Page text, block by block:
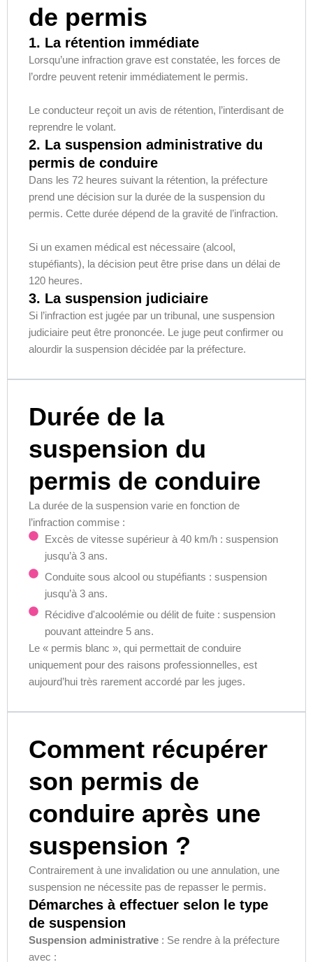
de permis
1. La rétention immédiate
Lorsqu’une infraction grave est constatée, les forces de
l’ordre peuvent retenir immédiatement le permis.
Le conducteur reçoit un avis de rétention, l’interdisant de
reprendre le volant.
2. La suspension administrative du
permis de conduire
Dans les 72 heures suivant la rétention, la préfecture
prend une décision sur la durée de la suspension du
permis. Cette durée dépend de la gravité de l’infraction.
Si un examen médical est nécessaire (alcool,
stupéfiants), la décision peut être prise dans un délai de
120 heures.
3. La suspension judiciaire
Si l’infraction est jugée par un tribunal, une suspension
judiciaire peut être prononcée. Le juge peut confirmer ou
alourdir la suspension décidée par la préfecture.
Durée de la
suspension du
permis de conduire
La durée de la suspension varie en fonction de
l’infraction commise :
Excès de vitesse supérieur à 40 km/h : suspension
jusqu’à 3 ans.
Conduite sous alcool ou stupéfiants : suspension
jusqu’à 3 ans.
Récidive d'alcoolémie ou délit de fuite : suspension
pouvant atteindre 5 ans.
Le « permis blanc », qui permettait de conduire
uniquement pour des raisons professionnelles, est
aujourd’hui très rarement accordé par les juges.
Comment récupérer
son permis de
conduire après une
suspension ?
Contrairement à une invalidation ou une annulation, une
suspension ne nécessite pas de repasser le permis.
Démarches à effectuer selon le type
de suspension
Suspension administrative : Se rendre à la préfecture
avec :